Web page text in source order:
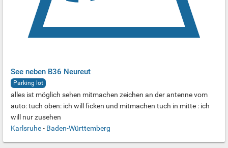
See neben B36 Neureut
Parking lot
alles ist möglich sehen mitmachen zeichen an der antenne vom
auto: tuch oben: ich will ficken und mitmachen tuch in mitte : ich
will nur zusehen
Karlsruhe- Baden-Württemberg